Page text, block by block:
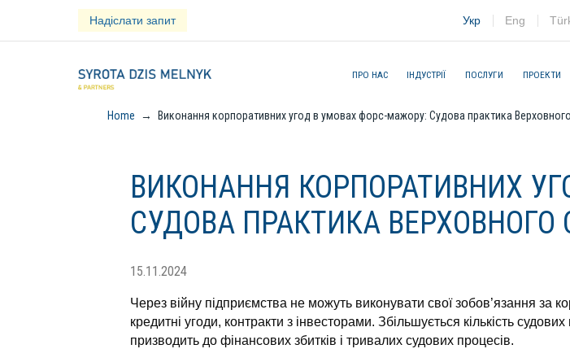
content
Надіслати запит Укр Eng
ПРО НАС ІНДУСТРІЇ ПОСЛУГИ ПРОЕКТИ
Home → Виконання корпоративних угод в умовах форс-мажору: Судова практика
ВИКОНАННЯ КОРПОРАТИВНИХ
СУДОВА ПРАКТИКА ВЕРХОВНОГО
15.11.2024
Через війну підприємства не можуть виконувати свої зобов’язання
кредитні угоди, контракти з інвесторами. Збільшується кількість
призводить до фінансових збитків і тривалих судових процесів.